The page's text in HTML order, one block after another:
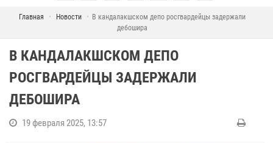
Главная Новости
В кандалакшском депо росгвардейцы задержали
дебошира
В КАНДАЛАКШСКОМ ДЕПО
РОСГВАРДЕЙЦЫ ЗАДЕРЖАЛИ
ДЕБОШИРА
19 февраля 2025, 13:57